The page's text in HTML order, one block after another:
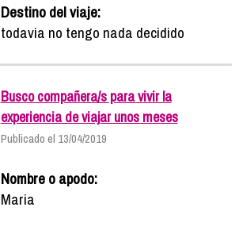
Destino del viaje:
todavia no tengo nada decidido
Busco compañera/s para vivir la
experiencia de viajar unos meses
Publicado el 13/04/2019
Nombre o apodo:
Maria